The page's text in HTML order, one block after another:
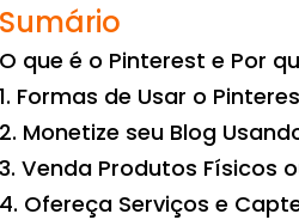
Sumário
O que é o Pinterest e Por
1. Formas de Usar o
2. Monetize seu Blog
3. Venda Produtos Físicos
4. Ofereça Serviços e